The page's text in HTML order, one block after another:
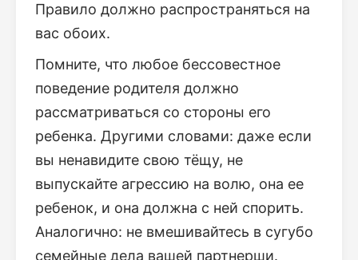
Правило должно распространяться на
вас обоих.
Помните, что любое бессовестное
поведение родителя должно
рассматриваться со стороны его
ребенка. Другими словами: даже если
вы ненавидите свою тёщу, не
выпускайте агрессию на волю, она ее
ребенок, и она должна с ней спорить.
Аналогично: не вмешивайтесь в сугубо
семейные дела вашей партнерши.